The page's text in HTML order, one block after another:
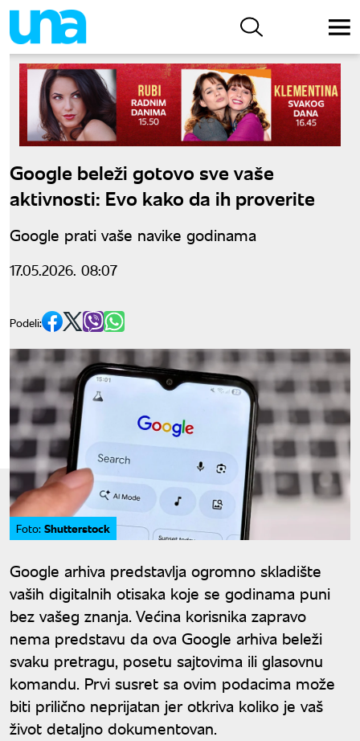
Google beleži gotovo sve vaše
aktivnosti: Evo kako da ih proverite
Google prati vaše navike godinama
17.05.2026. 08:07
Podeli:
Foto: Shutterstock
Google arhiva predstavlja ogromno skladište
vaših digitalnih otisaka koje se godinama puni
bez vašeg znanja. Većina korisnika zapravo
nema predstavu da ova Google arhiva beleži
svaku pretragu, posetu sajtovima ili glasovnu
komandu. Prvi susret sa ovim podacima može
biti prilično neprijatan jer otkriva koliko je vaš
život detaljno dokumentovan.